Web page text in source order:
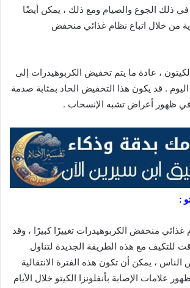
ذلك الجوع والصيام ومع ذلك ، يمكن أيضًا
من خلال اتباع نظام غذائي منخفض
، عادة ما يتم تخفيض الكربوهيدرات إلى
في اليوم . قد يكون هذا التخفيض الحاد بمثابة صدمة
ظهور أعراض تشبه الإنسحاب .
:
غذائي منخفض الكربوهيدرات تغييرًا كبيرًا ، وقد
للتكيف مع هذه الطريقة الجديدة لتناول
الناس ، يمكن أن تكون هذه الفترة الانتقالية
علامات الإصابة بأنفلونزا الكيتو خلال الأيام